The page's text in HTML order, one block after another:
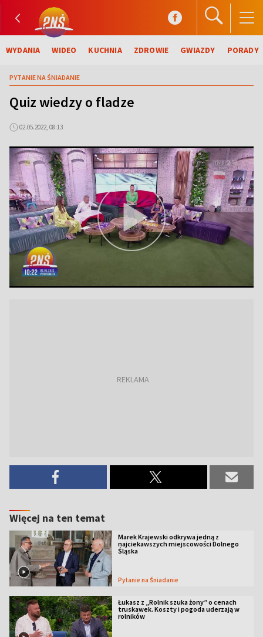
WYDANIA WIDEO KUCHNIA ZDROWIE GWIAZDY PORADY
PYTANIE NA ŚNIADANIE
Quiz wiedzy o fladze
02.05.2022, 08:13
Więcej na ten temat
Marek Krajewski odkrywa jedną z
najciekawszych miejscowości Dolnego
Śląska
Pytanie na Śniadanie
Łukasz z „Rolnik szuka żony” o cenach
truskawek. Koszty i pogoda uderzają w
rolników